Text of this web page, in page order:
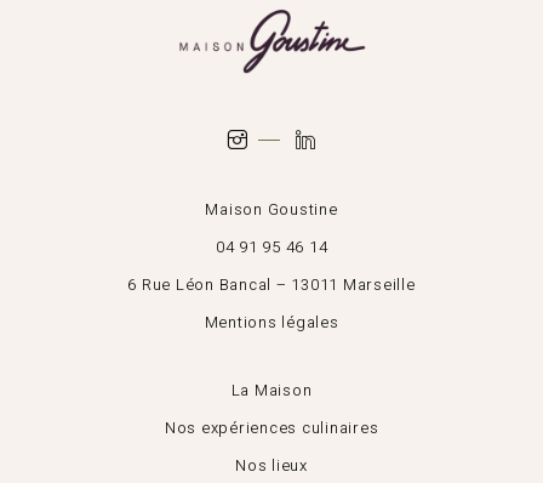
Maison Goustine
04 91 95 46 14
6 Rue Léon Bancal – 13011 Marseille
Mentions légales
La Maison
Nos expériences culinaires
Nos lieux